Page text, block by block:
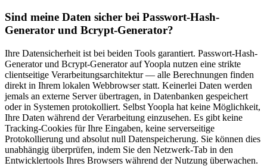
Sind meine Daten sicher bei Passwort-Hash-
Generator und Bcrypt-Generator?
Ihre Datensicherheit ist bei beiden Tools garantiert. Passwort-Hash-
Generator und Bcrypt-Generator auf Yoopla nutzen eine strikte
clientseitige Verarbeitungsarchitektur — alle Berechnungen finden
direkt in Ihrem lokalen Webbrowser statt. Keinerlei Daten werden
jemals an externe Server übertragen, in Datenbanken gespeichert
oder in Systemen protokolliert. Selbst Yoopla hat keine Möglichkeit,
Ihre Daten während der Verarbeitung einzusehen. Es gibt keine
Tracking-Cookies für Ihre Eingaben, keine serverseitige
Protokollierung und absolut null Datenspeicherung. Sie können dies
unabhängig überprüfen, indem Sie den Netzwerk-Tab in den
Entwicklertools Ihres Browsers während der Nutzung überwachen.